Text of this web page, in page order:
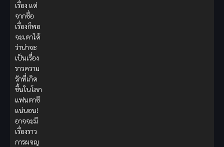
เรื่อง แต่
จากชื่อ
เรื่องก็พอ
จะเดาได้
ว่าน่าจะ
เป็นเรื่อง
ราวความ
รักที่เกิด
ขึ้นในโลก
แฟนตาซี
แน่นอน!
อาจจะมี
เรื่องราว
การผจญ